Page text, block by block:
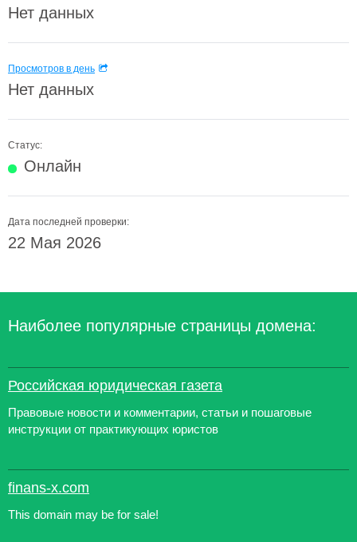
Нет данных
Просмотров в день
Нет данных
Статус:
Онлайн
Дата последней проверки:
22 Мая 2026
Наиболее популярные страницы домена:
Российская юридическая газета
Правовые новости и комментарии, статьи и пошаговые
инструкции от практикующих юристов
finans-x.com
This domain may be for sale!